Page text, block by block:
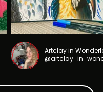
Artclay in